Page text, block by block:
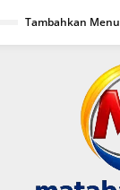
Tambahkan Menu